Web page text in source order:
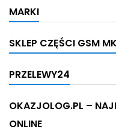
MARKI
SKLEP CZĘŚCI GSM
PRZELEWY24
OKAZJOLOG.PL –
ONLINE